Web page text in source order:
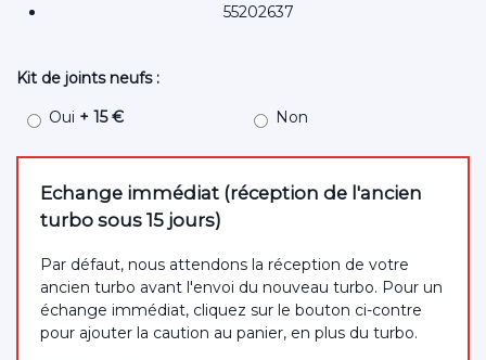
55202637
Kit de joints neufs :
Oui + 15 € Non
Echange immédiat (réception de l'ancien
turbo sous 15 jours)
Par défaut, nous attendons la réception de votre
ancien turbo avant l'envoi du nouveau turbo. Pour un
échange immédiat, cliquez sur le bouton ci-contre
pour ajouter la caution au panier, en plus du turbo.